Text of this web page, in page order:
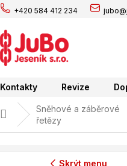
+420 584 412 234
Kontakty Revize
Domů
Sněhové a záběrové
řetězy
Skrýt menu